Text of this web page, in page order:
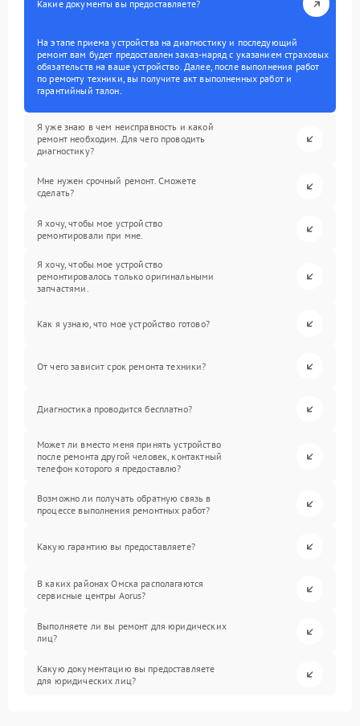
Какие документы вы предоставляете?
На этапе приема устройства на диагностику и последующий
ремонт вам будет предоставлен заказ-наряд с указанием страховых
обязательств на ваше устройство. Далее, после выполнения работ
по ремонту техники, вы получите акт выполненных работ и
гарантийный талон.
Я уже знаю в чем неисправность и какой
ремонт необходим. Для чего проводить
диагностику?
Мне нужен срочный ремонт. Сможете
сделать?
Я хочу, чтобы мое устройство
ремонтировали при мне.
Я хочу, чтобы мое устройство
ремонтировалось только оригинальными
запчастями.
Как я узнаю, что мое устройство готово?
От чего зависит срок ремонта техники?
Диагностика проводится бесплатно?
Может ли вместо меня принять устройство
после ремонта другой человек, контактный
телефон которого я предоставлю?
Возможно ли получать обратную связь в
процессе выполнения ремонтных работ?
Какую гарантию вы предоставляете?
В каких районах Омска располагаются
сервисные центры Aorus?
Выполняете ли вы ремонт для юридических
лиц?
Какую документацию вы предоставляете
для юридических лиц?